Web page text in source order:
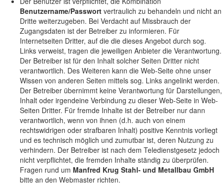
Benutzername/Passwort vertraulich zu behandeln und nicht an
Dritte weiterzugeben. Bei Verdacht auf Missbrauch der
Zugangsdaten ist der Betreiber zu informieren. Für
Internetseiten Dritter, auf die die dieses Angebot durch sog.
Links verweist, tragen die jeweiligen Anbieter die Verantwortung.
Der Betreiber ist für den Inhalt solcher Seiten Dritter nicht
verantwortlich. Des Weiteren kann die Web-Seite ohne unser
Wissen von anderen Seiten mittels sog. Links angelinkt werden.
Der Betreiber übernimmt keine Verantwortung für Darstellungen,
Inhalt oder irgendeine Verbindung zu dieser Web-Seite in Web-
Seiten Dritter. Für fremde Inhalte ist der Betreiber nur dann
verantwortlich, wenn von ihnen (d.h. auch von einem
rechtswidrigen oder strafbaren Inhalt) positive Kenntnis vorliegt
und es technisch möglich und zumutbar ist, deren Nutzung zu
verhindern. Der Betreiber ist nach dem Teledienstgesetz jedoch
nicht verpflichtet, die fremden Inhalte ständig zu überprüfen.
Fragen rund um Manfred Krug Stahl- und Metallbau GmbH
bitte an den Webmaster richten.